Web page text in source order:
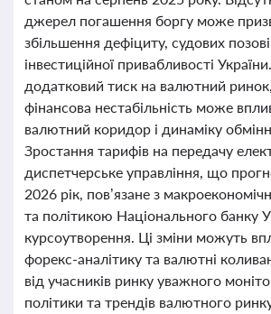
джерел погашення боргу може
збільшення дефіциту, судових
інвестиційної привабливості
додатковий тиск на валютний
фінансова нестабільність може
валютний коридор і динаміку
Зростання тарифів на передачу
диспетчерське управління, що
2026 рік, пов’язане з
та політикою Національного банку
курсоутворення. Ці зміни можуть
форекс-аналітику та валютні
від учасників ринку уважного
політики та трендів валютного